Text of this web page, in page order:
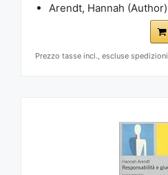
Arendt, Hannah (Author)
Prezzo tasse incl., escluse spedizioni